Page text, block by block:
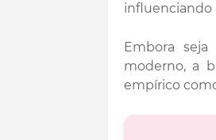
influenciando
Embora
moderno, a
empírico